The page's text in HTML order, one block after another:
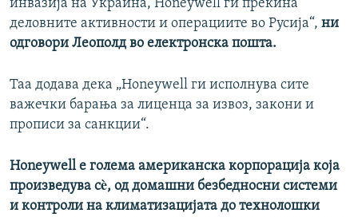
инвазија на Украина, Honeywell ги прекина
деловните активности и операциите во Русија“, ни
одговори Леополд во електронска пошта.
Таа додава дека „Honeywell ги исполнува сите
важечки барања за лиценца за извоз, закони и
прописи за санкции“.
Honeywell е голема американска корпорација која
произведува сè, од домашни безбедносни системи
и контроли на климатизацијата до технолошки